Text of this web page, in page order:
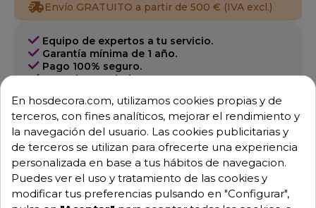
Envío GRATUITO a partir de 500 € (IVA excl.)
Equipo de expertos a tu servicio.
Garantía mínima de 1 año.
Pago 100% seguro.
Consulta tus dudas con nosotros.
976 25 59 91
info@hosdecora.com
Hablemos
Pide tu presupuesto
En hosdecora.com, utilizamos cookies propias y de
terceros, con fines analíticos, mejorar el rendimiento y
la navegación del usuario. Las cookies publicitarias y
de terceros se utilizan para ofrecerte una experiencia
personalizada en base a tus hábitos de navegacion.
Puedes ver el uso y tratamiento de las cookies y
modificar tus preferencias pulsando en "Configurar",